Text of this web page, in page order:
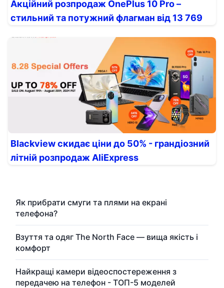
Акційний розпродаж OnePlus 10 Pro –
стильний та потужний флагман від 13 769
Blackview скидає ціни до 50% - грандіозний
літній розпродаж AliExpress
Як прибрати смуги та плями на екрані
телефона?
Взуття та одяг The North Face — вища якість і
комфорт
Найкращі камери відеоспостереження з
передачею на телефон - ТОП-5 моделей